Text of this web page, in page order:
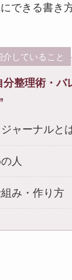
できる書き
介していること
分整理術・バ
ャーナルと
人
み・作り方